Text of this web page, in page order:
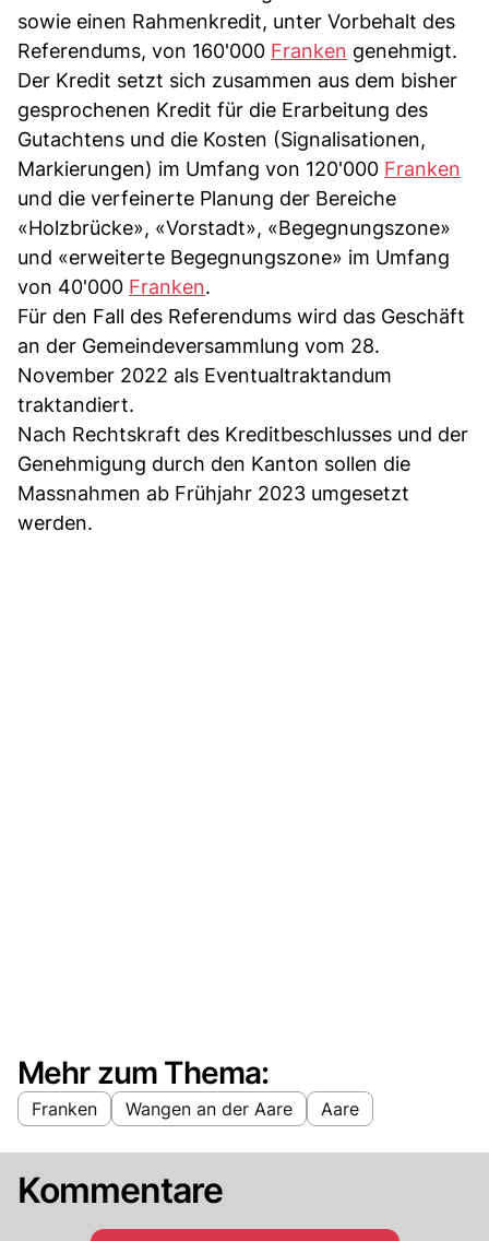
sowie einen Rahmenkredit, unter Vorbehalt des
Referendums, von 160'000 Franken genehmigt.
Der Kredit setzt sich zusammen aus dem bisher
gesprochenen Kredit für die Erarbeitung des
Gutachtens und die Kosten (Signalisationen,
Markierungen) im Umfang von 120'000 Franken
und die verfeinerte Planung der Bereiche
«Holzbrücke», «Vorstadt», «Begegnungszone»
und «erweiterte Begegnungszone» im Umfang
von 40'000 Franken.
Für den Fall des Referendums wird das Geschäft
an der Gemeindeversammlung vom 28.
November 2022 als Eventualtraktandum
traktandiert.
Nach Rechtskraft des Kreditbeschlusses und der
Genehmigung durch den Kanton sollen die
Massnahmen ab Frühjahr 2023 umgesetzt
werden.
Mehr zum Thema:
Franken Wangen an der Aare Aare
Kommentare